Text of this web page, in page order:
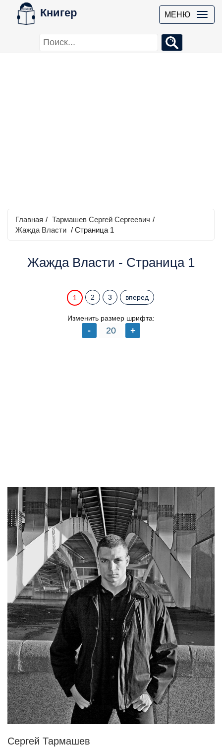
Книгер МЕНЮ
Главная / Тармашев Сергей Сергеевич /
Жажда Власти / Страница 1
Жажда Власти - Страница 1
1 2 3 вперед
Изменить размер шрифта:
Сергей Тармашев